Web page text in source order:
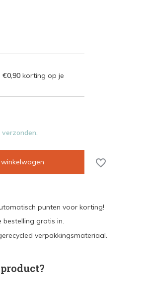
€0,90korting op je
punten voor korting!
bestelling gratis in.
verpakkingsmateriaal.